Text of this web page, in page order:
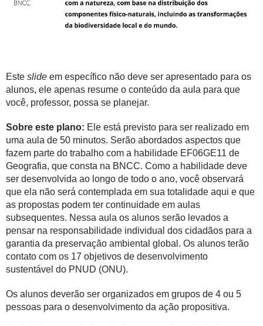
Este slide em específico não deve ser apresentado para os
alunos, ele apenas resume o conteúdo da aula para que
você, professor, possa se planejar.
Sobre este plano: Ele está previsto para ser realizado em
uma aula de 50 minutos. Serão abordados aspectos que
fazem parte do trabalho com a habilidade EF06GE11 de
Geografia, que consta na BNCC. Como a habilidade deve
ser desenvolvida ao longo de todo o ano, você observará
que ela não será contemplada em sua totalidade aqui e que
as propostas podem ter continuidade em aulas
subsequentes. Nessa aula os alunos serão levados a
pensar na responsabilidade individual dos cidadãos para a
garantia da preservação ambiental global. Os alunos terão
contato com os 17 objetivos de desenvolvimento
sustentável do PNUD (ONU).
Os alunos deverão ser organizados em grupos de 4 ou 5
pessoas para o desenvolvimento da ação propositiva.